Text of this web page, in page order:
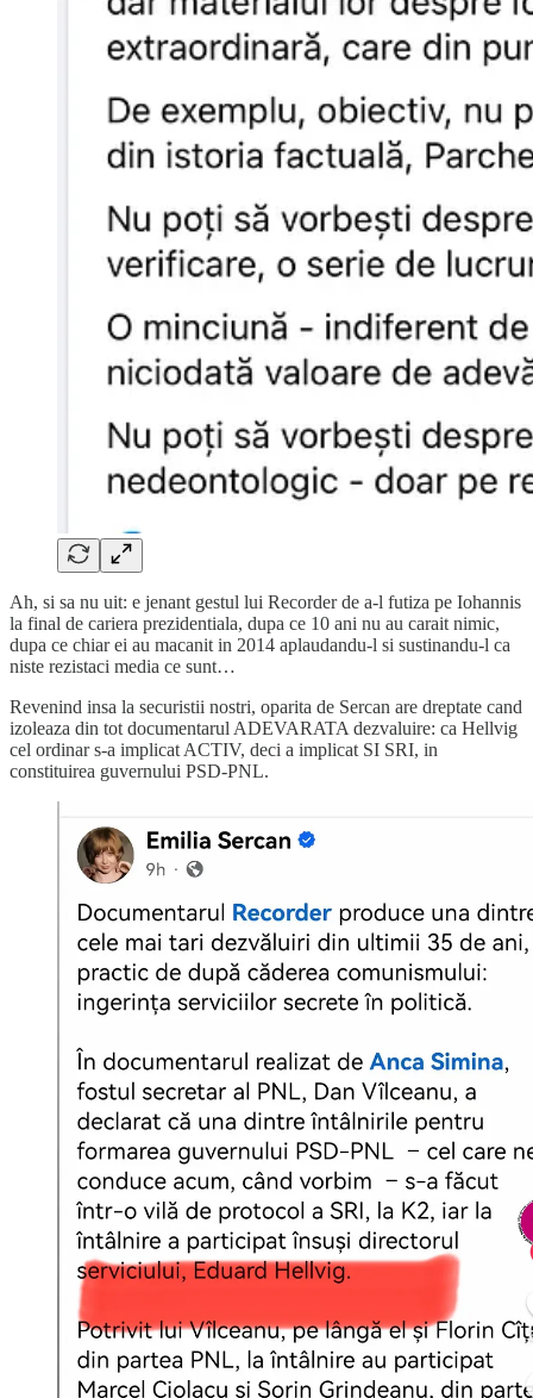
Ah, si sa nu uit: e jenant gestul lui Recorder de a-l futiza pe Iohannis
la final de cariera prezidentiala, dupa ce 10 ani nu au carait nimic,
dupa ce chiar ei au macanit in 2014 aplaudandu-l si sustinandu-l ca
niste rezistaci media ce sunt…
Revenind insa la securistii nostri, oparita de Sercan are dreptate cand
izoleaza din tot documentarul ADEVARATA dezvaluire: ca Hellvig
cel ordinar s-a implicat ACTIV, deci a implicat SI SRI, in
constituirea guvernului PSD-PNL.